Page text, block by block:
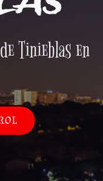
Tinieblas en